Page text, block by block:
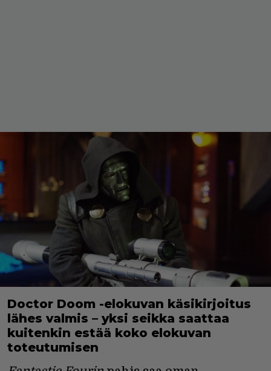
Doctor Doom -elokuvan käsikirjoitus
lähes valmis – yksi seikka saattaa
kuitenkin estää koko elokuvan
toteutumisen